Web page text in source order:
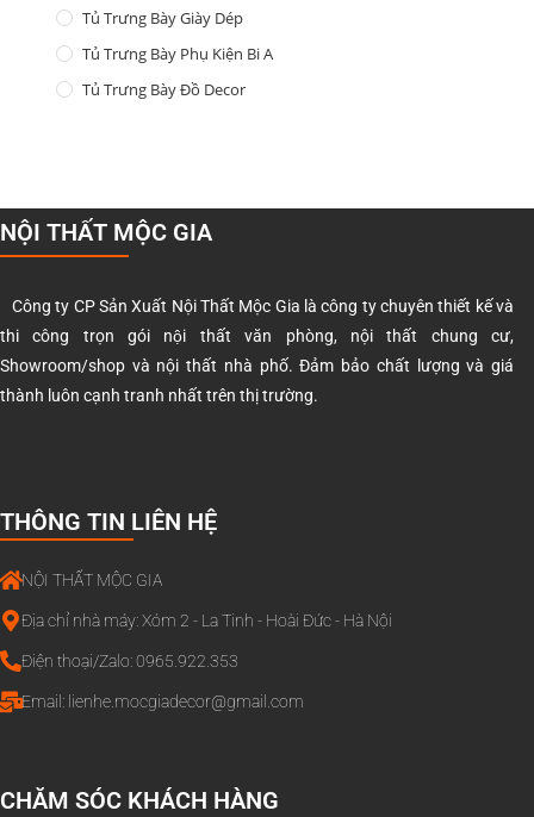
Tủ Trưng Bày Giày Dép
Tủ Trưng Bày Phụ Kiện Bi A
Tủ Trưng Bày Đồ Decor
NỘI THẤT MỘC GIA
Công ty CP Sản Xuất Nội Thất Mộc Gia là công ty chuyên thiết kế và
thi công trọn gói nội thất văn phòng, nội thất chung cư,
Showroom/shop và nội thất nhà phố. Đảm bảo chất lượng và giá
thành luôn cạnh tranh nhất trên thị trường.
THÔNG TIN LIÊN HỆ
NỘI THẤT MỘC GIA
Địa chỉ nhà máy: Xóm 2 - La Tinh - Hoài Đức - Hà Nội
Điện thoại/Zalo: 0965.922.353
Email: lienhe.mocgiadecor@gmail.com
CHĂM SÓC KHÁCH HÀNG